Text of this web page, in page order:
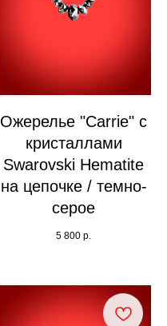
Ожерелье "Carrie" с
кристаллами
Swarovski Hematite
на цепочке / темно-
серое
5 800 р.